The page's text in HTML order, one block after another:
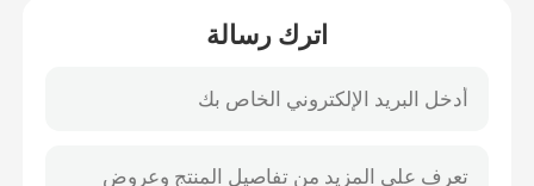
VR
أكسيد الألومنيوم المصهور
اترك رسالة